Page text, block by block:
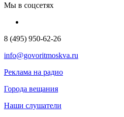
Мы в соцсетях
8 (495) 950-62-26
info@govoritmoskva.ru
Реклама на радио
Города вещания
Наши слушатели